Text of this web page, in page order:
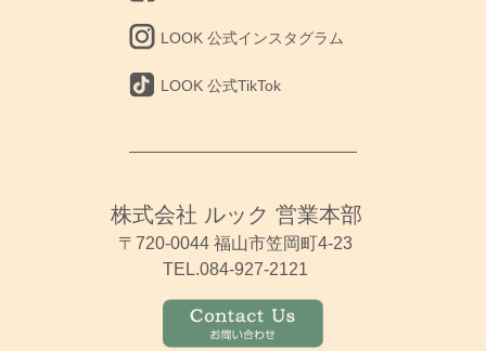
LOOK 公式インスタグラム
LOOK 公式TikTok
株式会社 ルック 営業本部
〒720-0044 福山市笠岡町4-23
TEL.084-927-2121